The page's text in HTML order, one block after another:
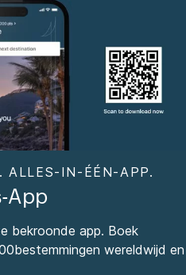
ALLES-IN-ÉÉN-APP.
App
bekroonde app. Boek
wereldwijd en